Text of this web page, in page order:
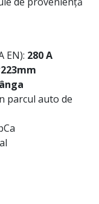
EN): 280 A
parcul auto de